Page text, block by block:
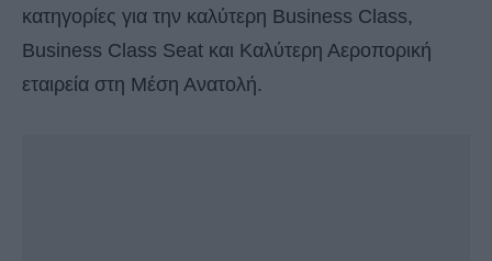
κατηγορίες για την καλύτερη Business Class,
Business Class Seat και Καλύτερη Αεροπορική
εταιρεία στη Μέση Ανατολή.